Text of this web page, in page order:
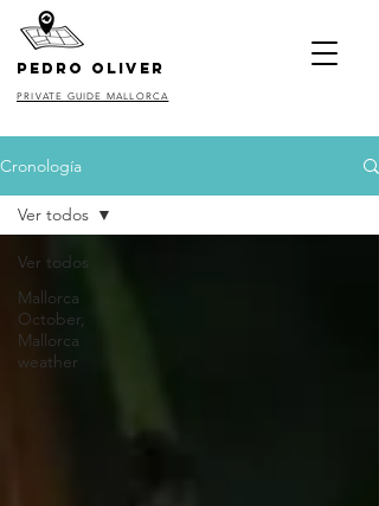
pedro oliver
PRIVATE GUIDE MALLORCA
Cronología
Ver todos
Mallorca
October,
Mallorca
weather
Ver todos